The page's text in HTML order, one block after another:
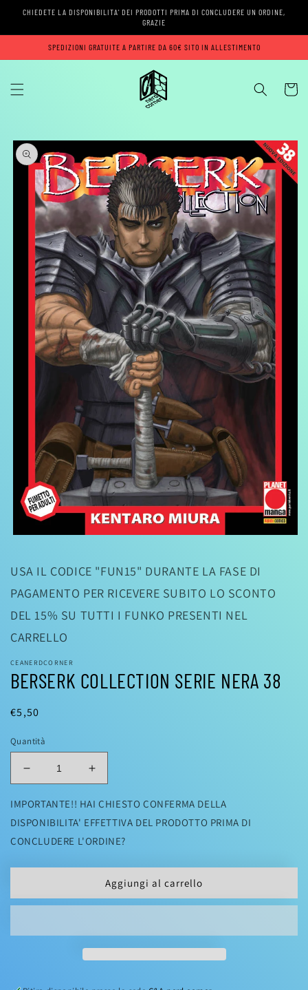
direttamente
CHIEDETE LA DISPONIBILITA' DEI PRODOTTI PRIMA DI CONCLUDERE UN ORDINE,
GRAZIE
SPEDIZIONI GRATUITE A PARTIRE DA 60€ SITO IN ALLESTIMENTO
Carrello
Passa alle
informazioni
sul prodotto
1
finestra
modale
USA IL CODICE "FUN15" DURANTE LA FASE DI
PAGAMENTO PER RICEVERE SUBITO LO SCONTO
DEL 15% SU TUTTI I FUNKO PRESENTI NEL
CARRELLO
CEANERDCORNER
BERSERK COLLECTION SERIE NERA 38
Prezzo
listino
€5,50
Quantità
Diminuisci
quantità
per
BERSERK
SERIE
Aumenta
quantità
per
BERSERK
SERIE
IMPORTANTE!! HAI CHIESTO CONFERMA DELLA
DISPONIBILITA' EFFETTIVA DEL PRODOTTO PRIMA DI
CONCLUDERE L'ORDINE?
Aggiungi al carrello